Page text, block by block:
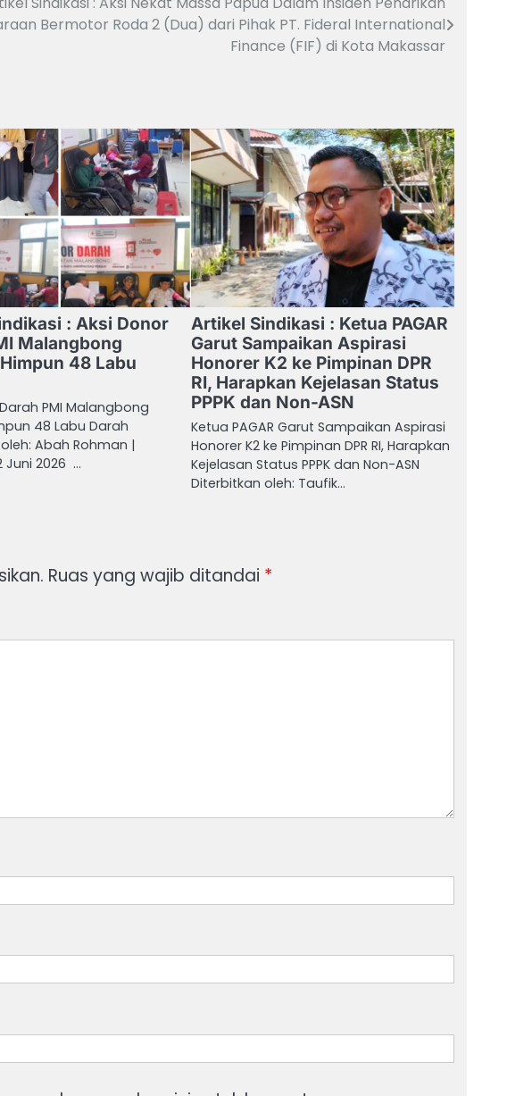
Bermotor Roda 2 (Dua) dari Pihak PT. Fideral International
Finance (FIF) di Kota Makassar
: Aksi Donor
Malangbong
48 Labu
PMI Malangbong
48 Labu Darah
Abah Rohman |
Juni 2026 …
Artikel Sindikasi : Ketua PAGAR
Garut Sampaikan Aspirasi
Honorer K2 ke Pimpinan DPR
RI, Harapkan Kejelasan Status
PPPK dan Non-ASN
Ketua PAGAR Garut Sampaikan Aspirasi
Honorer K2 ke Pimpinan DPR RI, Harapkan
Kejelasan Status PPPK dan Non-ASN
Diterbitkan oleh: Taufik…
Ruas yang wajib ditandai *